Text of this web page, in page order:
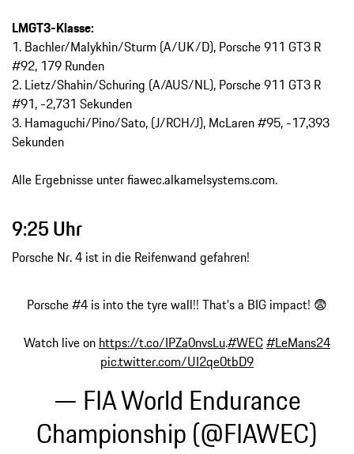
LMGT3-Klasse:
1. Bachler/Malykhin/Sturm (A/UK/D), Porsche 911 GT3 R
#92, 179 Runden
2. Lietz/Shahin/Schuring (A/AUS/NL), Porsche 911 GT3 R
#91, -2,731 Sekunden
3. Hamaguchi/Pino/Sato, (J/RCH/J), McLaren #95, -17,393
Sekunden
Alle Ergebnisse unter fiawec.alkamelsystems.com.
9:25 Uhr
Porsche Nr. 4 ist in die Reifenwand gefahren!
Porsche #4 is into the tyre wall!! That's a BIG impact! 😨
Watch live on https://t.co/IPZa0nvsLu.#WEC#LeMans24
pic.twitter.com/UI2qe0tbD9
— FIA World Endurance
Championship (@FIAWEC)